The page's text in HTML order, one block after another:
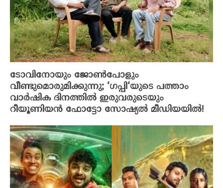
ടോവിനോയും ജോൺപോളും
വീണ്ടുമൊരുമിക്കുന്നു; ‘ഗപ്പി‘യുടെ പത്താം
വാർഷിക ദിനത്തിൽ ഇരുവരുടെയും
റീയൂണിയൻ ഫോട്ടോ സോഷ്യൽ മീഡിയയിൽ!